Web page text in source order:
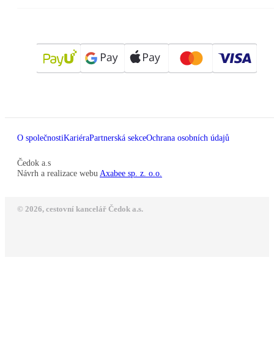
O společnostiKariéraPartnerská sekceOchrana osobních údajů
Čedok a.s
Návrh a realizace webu Axabee sp. z. o.o.
© 2026, cestovní kancelář Čedok a.s.